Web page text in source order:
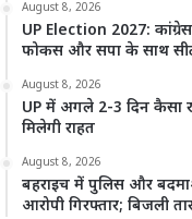
August 8, 2026
UP Election 2027: कांग्रेस
फोकस और सपा के साथ
August 8, 2026
UP में अगले 2-3 दिन कैसा
मिलेगी राहत
August 8, 2026
बहराइच में पुलिस और
आरोपी गिरफ्तार; बिजली